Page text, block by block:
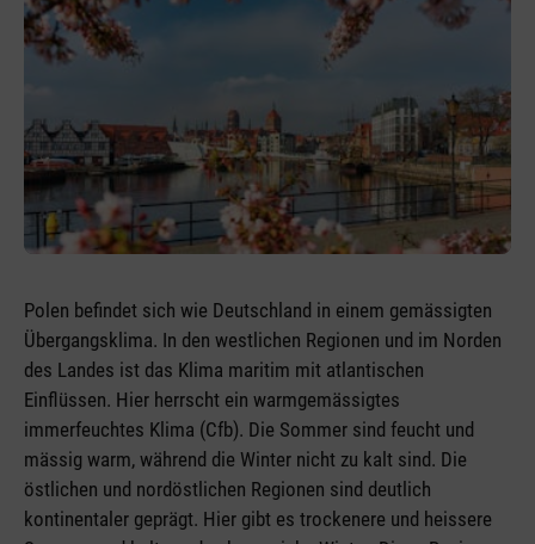
Polen befindet sich wie Deutschland in einem gemässigten
Übergangsklima. In den westlichen Regionen und im Norden
des Landes ist das Klima maritim mit atlantischen
Einflüssen. Hier herrscht ein warmgemässigtes
immerfeuchtes Klima (Cfb). Die Sommer sind feucht und
mässig warm, während die Winter nicht zu kalt sind. Die
östlichen und nordöstlichen Regionen sind deutlich
kontinentaler geprägt. Hier gibt es trockenere und heissere